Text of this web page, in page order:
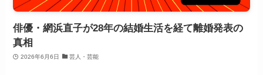
俳優・網浜直子が28年の結婚生活を経て離婚発表の
真相
2026年6月6日 芸人・芸能